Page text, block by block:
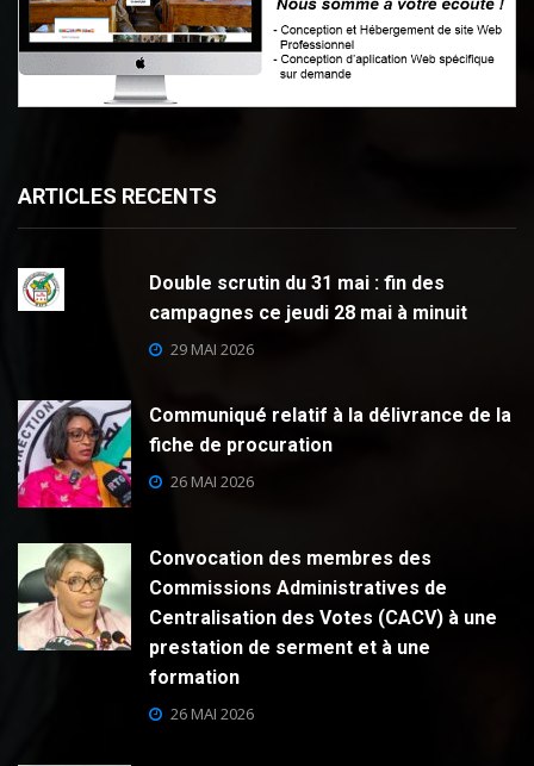
ARTICLES RECENTS
Double scrutin du 31 mai : fin des
campagnes ce jeudi 28 mai à minuit
29 MAI 2026
Communiqué relatif à la délivrance de la
fiche de procuration
26 MAI 2026
Convocation des membres des
Commissions Administratives de
Centralisation des Votes (CACV) à une
prestation de serment et à une
formation
26 MAI 2026